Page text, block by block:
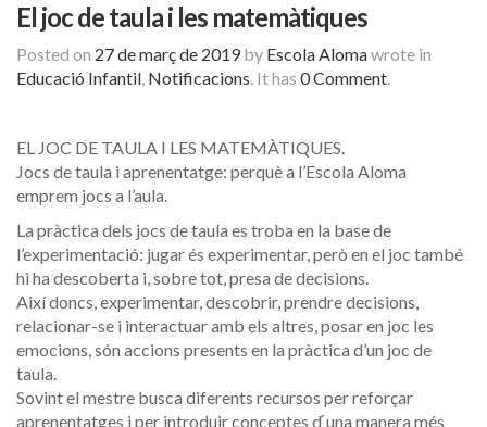
El joc de taula i les matemàtiques
Posted on 27 de març de 2019 by Escola Alomawrote in
Educació Infantil, Notificacions. It has 0 Comment.
EL JOC DE TAULA I LES MATEMÀTIQUES.
Jocs de taula i aprenentatge: perquè a l’Escola Aloma
emprem jocs a l’aula.
La pràctica dels jocs de taula es troba en la base de
l’experimentació: jugar és experimentar, però en el joc també
hi ha descoberta i, sobre tot, presa de decisions.
Així doncs, experimentar, descobrir, prendre decisions,
relacionar-se i interactuar amb els altres, posar en joc les
emocions, són accions presents en la pràctica d’un joc de
taula.
Sovint el mestre busca diferents recursos per reforçar
aprenentatges i per introduir conceptes d ́una manera més